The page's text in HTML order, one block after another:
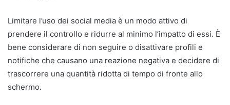
Limitare l’uso dei social media è un modo attivo di
prendere il controllo e ridurre al minimo l’impatto di essi. È
bene considerare di non seguire o disattivare profili e
notifiche che causano una reazione negativa e decidere di
trascorrere una quantità ridotta di tempo di fronte allo
schermo.